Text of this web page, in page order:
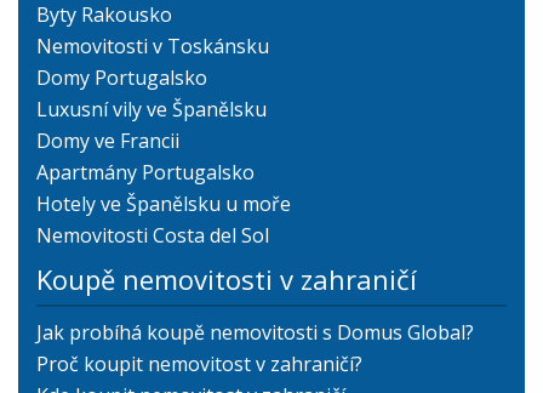
Byty Rakousko
Nemovitosti v Toskánsku
Domy Portugalsko
Luxusní vily ve Španělsku
Domy ve Francii
Apartmány Portugalsko
Hotely ve Španělsku u moře
Nemovitosti Costa del Sol
Koupě nemovitosti v zahraničí
Jak probíhá koupě nemovitosti s Domus Global?
Proč koupit nemovitost v zahraničí?